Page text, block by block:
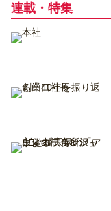
連載・特集